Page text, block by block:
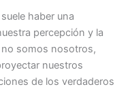
haber una
percepción y la
no somos nosotros,
nuestros
de los verdaderos